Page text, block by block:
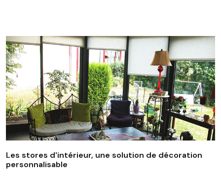
Les stores d'intérieur, une solution de décoration
personnalisable